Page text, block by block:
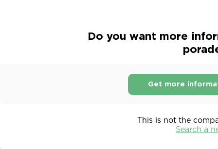
Do you want more
Get more
This is not the
Search a